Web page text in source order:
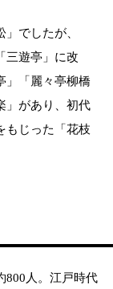
でしたが、
三遊亭」に改
」「麗々亭柳橋
」があり、初代
もじった「花枝
800人。江戸時代